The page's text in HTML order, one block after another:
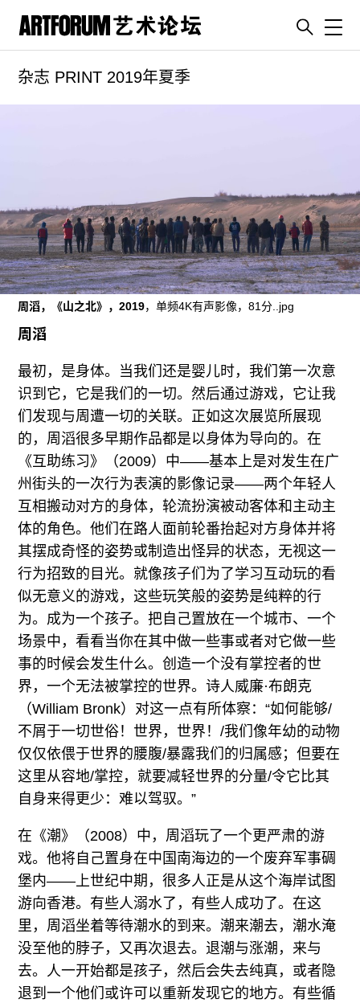
artguide
新闻
视频
ENGLISH
ART & EDUCATION
广告
订阅
往期内容
联系我们
关注我们
杂志 PRINT 2019年夏季
周滔，《山之北》，2019，单频4K有声影像，81分..jpg
周滔
最初，是身体。当我们还是婴儿时，我们第一次意
识到它，它是我们的一切。然后通过游戏，它让我
们发现与周遭一切的关联。正如这次展览所展现
的，周滔很多早期作品都是以身体为导向的。在
《互助练习》（2009）中——基本上是对发生在广
州街头的一次行为表演的影像记录——两个年轻人
互相搬动对方的身体，轮流扮演被动客体和主动主
体的角色。他们在路人面前轮番抬起对方身体并将
其摆成奇怪的姿势或制造出怪异的状态，无视这一
行为招致的目光。就像孩子们为了学习互动玩的看
似无意义的游戏，这些玩笑般的姿势是纯粹的行
为。成为一个孩子。把自己置放在一个城市、一个
场景中，看看当你在其中做一些事或者对它做一些
事的时候会发生什么。创造一个没有掌控者的世
界，一个无法被掌控的世界。诗人威廉·布朗克
（William Bronk）对这一点有所体察：“如何能够/
不屑于一切世俗！世界，世界！/我们像年幼的动物
仅仅依偎于世界的腰腹/暴露我们的归属感；但要在
这里从容地/掌控，就要减轻世界的分量/令它比其
自身来得更少：难以驾驭。”
在《潮》（2008）中，周滔玩了一个更严肃的游
戏。他将自己置身在中国南海边的一个废弃军事碉
堡内——上世纪中期，很多人正是从这个海岸试图
游向香港。有些人溺水了，有些人成功了。在这
里，周滔坐着等待潮水的到来。潮来潮去，潮水淹
没至他的脖子，又再次退去。退潮与涨潮，来与
去。人一开始都是孩子，然后会失去纯真，或者隐
退到一个他们或许可以重新发现它的地方。有些循